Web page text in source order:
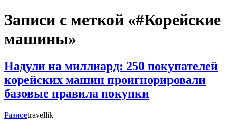
Записи с меткой «#Корейские
машины»
Надули на миллиард: 250 покупателей
корейских машин проигнорировали
базовые правила покупки
Разноеtravellik